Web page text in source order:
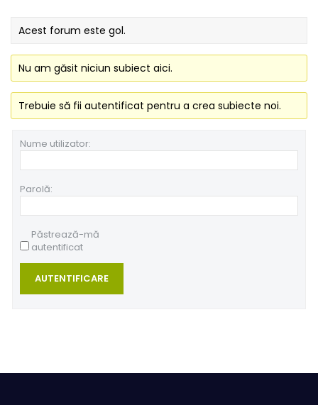
Acest forum este gol.
Nu am găsit niciun subiect aici.
Trebuie să fii autentificat pentru a crea subiecte noi.
Nume utilizator:
Parolă:
Păstrează-mă
autentificat
AUTENTIFICARE